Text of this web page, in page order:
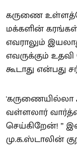
கருணை
மக்களின்
எவராலும்
எவருக்கும்
கூடாது என்பது
'கருணையில்லா
வள்ளலார்
செய்கிறேன்! ”
மு.க.ஸ்டாலின்